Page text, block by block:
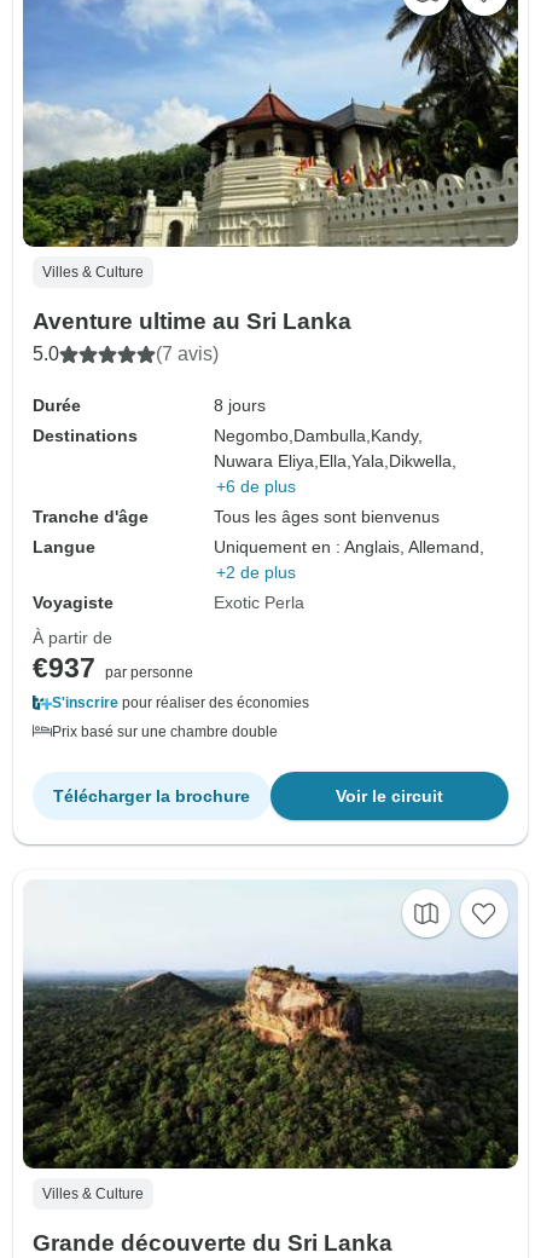
Villes & Culture
Aventure ultime au Sri Lanka
5.0 (7 avis)
Durée
8 jours
Destinations
Negombo, Dambulla, Kandy,
Nuwara Eliya, Ella,Yala, Dikwella,
+6 de plus
Tranche d'âge
Tous les âges sont bienvenus
Langue
Uniquement en : Anglais, Allemand,
+2 de plus
Voyagiste
Exotic Perla
À partir de
€937
par personne
S'inscrire pour réaliser des économies
Prix basé sur une chambre double
Voir le circuit
Télécharger la brochure
Villes & Culture
Grande découverte du Sri Lanka